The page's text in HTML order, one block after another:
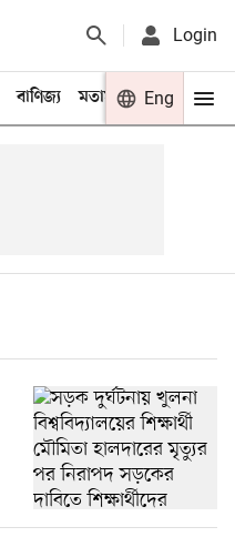
Login
বাণিজ্য মতামত খেলা
Eng